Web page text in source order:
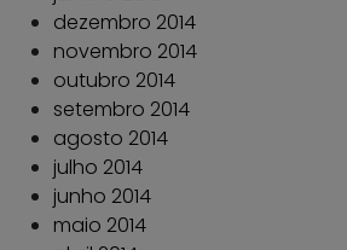
dezembro 2014
novembro 2014
outubro 2014
setembro 2014
agosto 2014
julho 2014
junho 2014
maio 2014